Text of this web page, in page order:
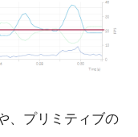
、プリミティブの